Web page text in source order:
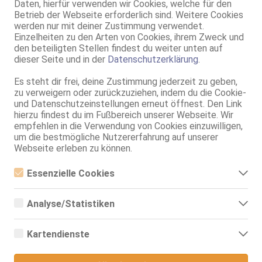
Daten, hierfür verwenden wir Cookies, welche für den
Betrieb der Webseite erforderlich sind. Weitere Cookies
werden nur mit deiner Zustimmung verwendet.
Einzelheiten zu den Arten von Cookies, ihrem Zweck und
den beteiligten Stellen findest du weiter unten auf
dieser Seite und in der Datenschutzerklärung
Es steht dir frei, deine Zustimmung jederzeit zu geben,
zu verweigern oder zurückzuziehen, indem du die Cookie-
und Datenschutzeinstellungen erneut öffnest. Den Link
hierzu findest du im Fußbereich unserer Webseite. Wir
empfehlen in die Verwendung von Cookies einzuwilligen,
um die bestmögliche Nutzererfahrung auf unserer
Webseite erleben zu können.
Essenzielle Cookies
Essenzielle Cookies sind alle notwendigen Cookies, die für den
ermöglicht werden. Die Webseite kann ohne diese Cookies nicht
Analyse/Statistiken
Analyse- bzw. Statistikcookies sind Cookies, die der Analyse der
Zugriffsstatistiken dienen. Sie helfen den Webseiten-Besitzern zu
Informationen anonym gesammelt und gemeldet werden.
Kartendienste
NSa, dominant, Körperküs., DSa, ZAp, FAa, KBp
Hamm
Ani
Düsseldorf
Bella 100% deutsch
29 Jahre, 75G, KF 34, 1.75m, 60 kg, total rasiert, deutsch
ZK, 69, GF6, DT, Franz b. Ihr, BV, MFF
Mascha
32 Jahre, 80C, KF 36, 1.79m, 70 kg, total rasiert, osteuropäisch